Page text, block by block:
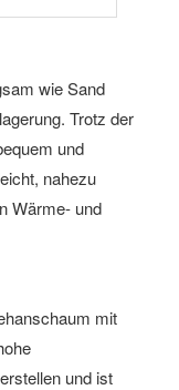
wie Sand
Trotz der
und
nahezu
Wärme- und
mit
und ist